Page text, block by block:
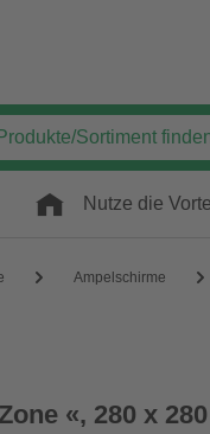
Nutze die
Ampelschirme
«, 280 x